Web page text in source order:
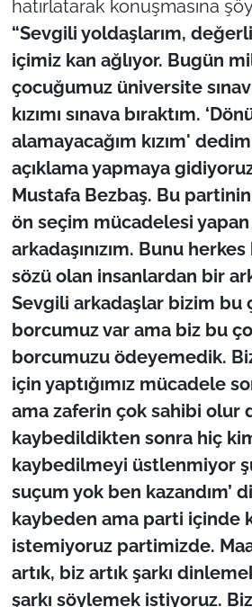
hatırlatarak konuşmasına
“Sevgili yoldaşlarım,
içimiz kan ağlıyor. Bugün
çocuğumuz üniversite
kızımı sınava bıraktım.
alamayacağım kızım'
açıklama yapmaya
Mustafa Bezbaş. Bu
ön seçim mücadelesi
arkadaşınızım. Bunu
sözü olan insanlardan bir
Sevgili arkadaşlar bizim bu
borcumuz var ama biz bu
borcumuzu ödeyemedik.
için yaptığımız mücadele
ama zaferin çok sahibi olur
kaybedildikten sonra hiç
kaybedilmeyi üstlenmiyor
suçum yok ben kazandım’
kaybeden ama parti içinde
istemiyoruz partimizde.
artık, biz artık şarkı
şarkı söylemek istiyoruz.